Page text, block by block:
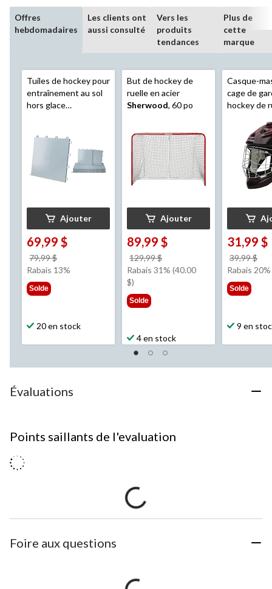
Offres
hebdomadaires
Les clients ont
aussi consulté
Vers les
produits
tendances
Plus de
cette
marque
Tuiles de hockey pour
entraînement au sol
hors glace
Ajouter
69,99 $
79,99 $
était
Rabais 13%
Solde
20 en stock
But de hockey de
ruelle en acier
Sherwood, 60 po
Ajouter
89,99 $
129,99 $
était
Rabais 31% (40.00
$)
Solde
4 en stock
Casque-
cage de
hockey de
Canada,
31,99 $
39,99 $
Rabais 20%
Solde
9 en
Évaluations
Points saillants de l'evaluation
Foire aux questions